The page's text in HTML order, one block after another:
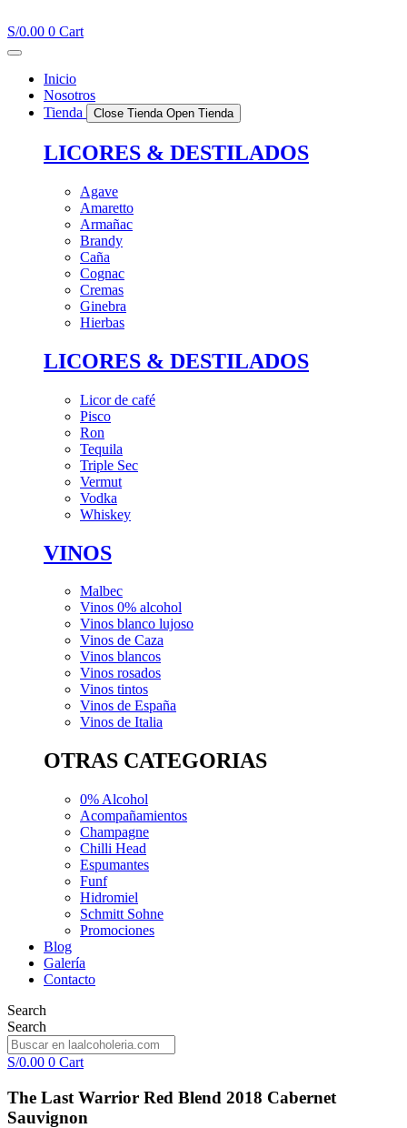
al
contenido
S/0.00 0 Cart
Inicio
Nosotros
Tienda
Close Tienda Open Tienda
LICORES & DESTILADOS
Agave
Amaretto
Armañac
Brandy
Caña
Cognac
Cremas
Ginebra
Hierbas
LICORES & DESTILADOS
Licor de café
Pisco
Ron
Tequila
Triple Sec
Vermut
Vodka
Whiskey
VINOS
Malbec
Vinos 0% alcohol
Vinos blanco lujoso
Vinos de Caza
Vinos blancos
Vinos rosados
Vinos tintos
Vinos de España
Vinos de Italia
OTRAS CATEGORIAS
0% Alcohol
Acompañamientos
Champagne
Chilli Head
Espumantes
Funf
Hidromiel
Schmitt Sohne
Promociones
Blog
Galería
Contacto
Search
Search
S/0.00 0 Cart
The Last Warrior Red Blend 2018 Cabernet
Sauvignon